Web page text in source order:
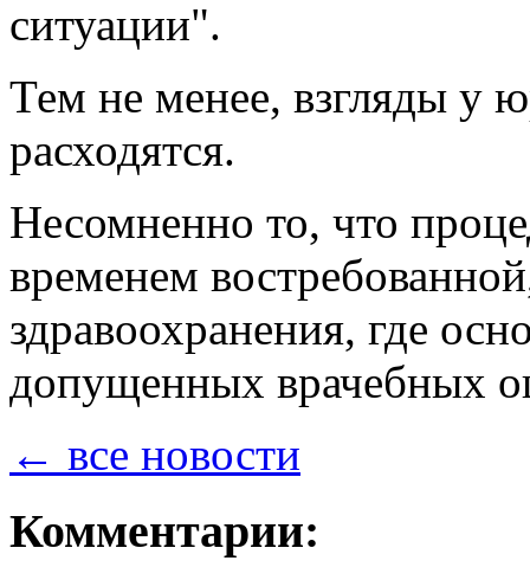
ситуации".
Тем не менее, взгляды у
расходятся.
Несомненно то, что
временем
здравоохранения, где
допущенных врачебных
← все новости
Комментарии: